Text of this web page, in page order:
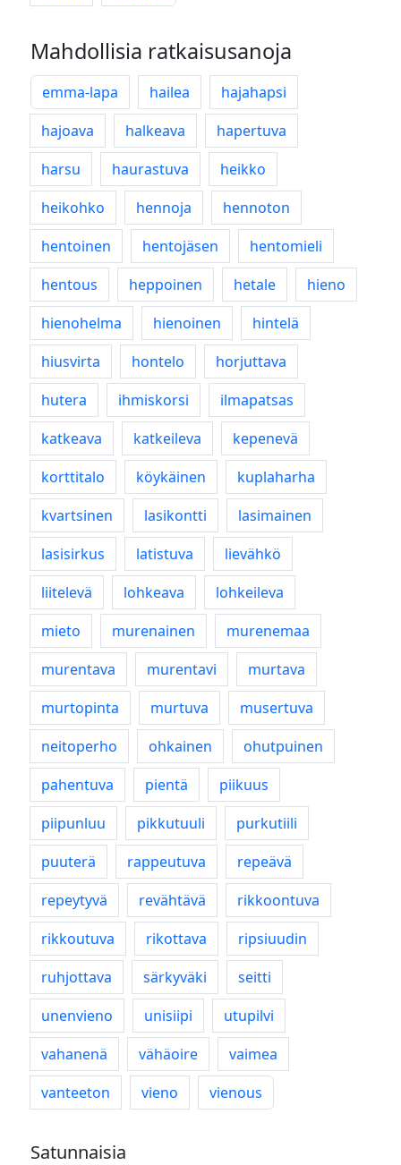
Mahdollisia ratkaisusanoja
emma-lapa hailea
hajahapsi
hajoava
halkeava
hapertuva
harsu
haurastuva
heikko
heikohko
hennoja
hennoton
hentoinen
hentojäsen
hentomieli
hentous
heppoinen hetale
hieno
hienohelma
hienoinen
hintelä
hiusvirta
hontelo
horjuttava
hutera
ihmiskorsi
ilmapatsas
katkeava
katkeileva
kepenevä
korttitalo
köykäinen
kuplaharha
kvartsinen
lasikontti
lasimainen
lasisirkus
latistuva
lievähkö
liitelevä
lohkeava
lohkeileva
mieto
murenainen
murenemaa
murentava
murentavi
murtava
murtopinta
murtuva
musertuva
neitoperho
ohkainen
ohutpuinen
pahentuva
pientä
piikuus
piipunluu
pikkutuuli
purkutiili
puuterä
rappeutuva
repeävä
repeytyvä
revähtävä
rikkoontuva
rikkoutuva
rikottava
ripsiuudin
ruhjottava
särkyväki
seitti
unenvieno
unisiipi
utupilvi
vahanenä
vähäoire
vaimea
vanteeton
vieno vienous
Satunnaisia